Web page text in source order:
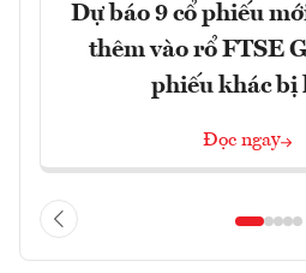
Dự báo 9 cổ phiếu
thêm vào rổ FTSE
phiếu khác bị
Đọc ngay